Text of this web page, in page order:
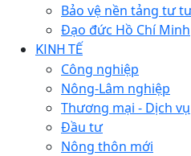
Bảo vệ nền tảng tư
Đạo đức Hồ Chí Minh
KINH TẾ
Công nghiệp
Nông-Lâm nghiệp
Thương mại - Dịch vụ
Đầu tư
Nông thôn mới